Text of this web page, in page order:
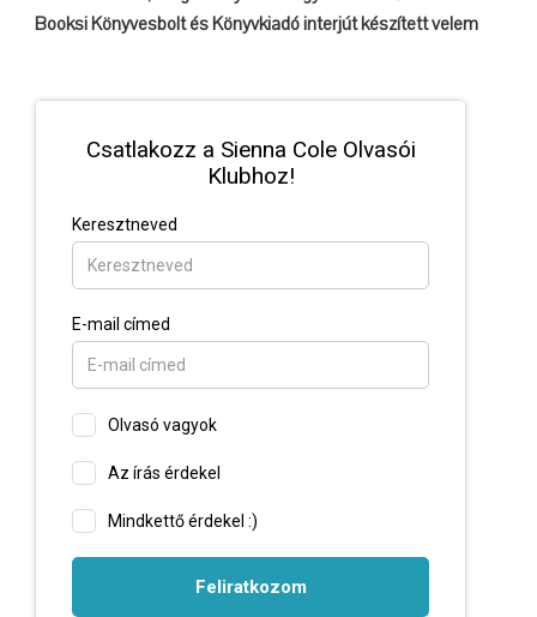
Booksi Könyvesbolt és Könyvkiadó interjút készített velem